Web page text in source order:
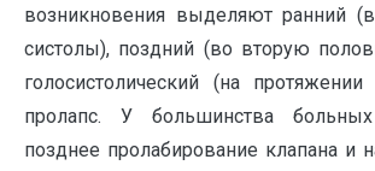
возникновения выделяют ранний
систолы), поздний (во вторую
голосистолический (на
пролапс. У большинства больных
позднее пролабирование клапана и